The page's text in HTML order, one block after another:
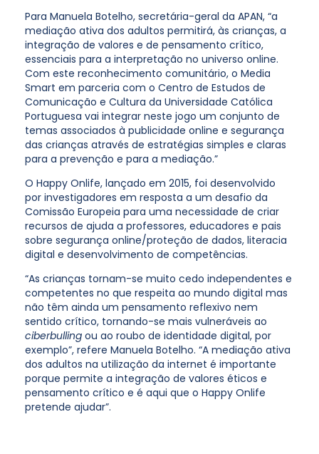
Para Manuela Botelho, secretária-geral da APAN, “a
mediação ativa dos adultos permitirá, às crianças, a
integração de valores e de pensamento crítico,
essenciais para a interpretação no universo online.
Com este reconhecimento comunitário, o Media
Smart em parceria com o Centro de Estudos de
Comunicação e Cultura da Universidade Católica
Portuguesa vai integrar neste jogo um conjunto de
temas associados à publicidade online e segurança
das crianças através de estratégias simples e claras
para a prevenção e para a mediação.”
O Happy Onlife, lançado em 2015, foi desenvolvido
por investigadores em resposta a um desafio da
Comissão Europeia para uma necessidade de criar
recursos de ajuda a professores, educadores e pais
sobre segurança online/proteção de dados, literacia
digital e desenvolvimento de competências.
“As crianças tornam-se muito cedo independentes e
competentes no que respeita ao mundo digital mas
não têm ainda um pensamento reflexivo nem
sentido crítico, tornando-se mais vulneráveis ao
ciberbulling ou ao roubo de identidade digital, por
exemplo”, refere Manuela Botelho. “A mediação ativa
dos adultos na utilização da internet é importante
porque permite a integração de valores éticos e
pensamento crítico e é aqui que o Happy Onlife
pretende ajudar”.